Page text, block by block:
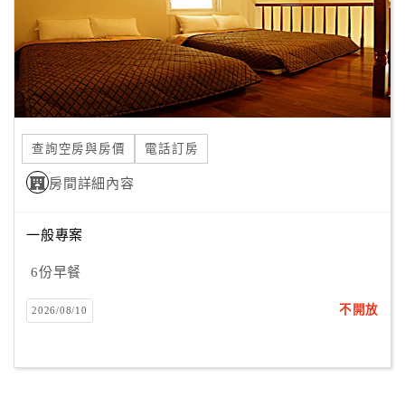
計
劃
商
品
宣
傳
查詢空房與房價 電話訂房
房間詳細內容
一般專案
6份早餐
2026/08/10 不開放